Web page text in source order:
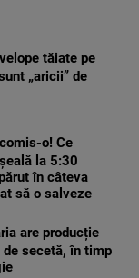
tăiate pe
„aricii” de
o! Ce
la 5:30
în câteva
să o salveze
are producție
secetă, în timp